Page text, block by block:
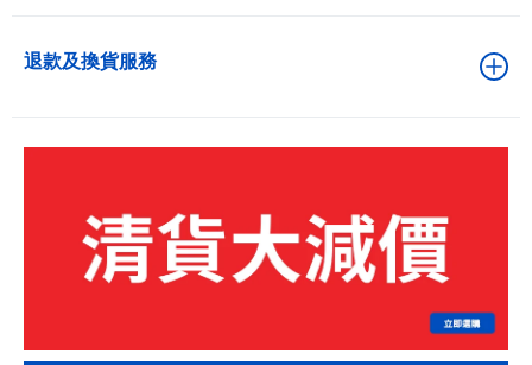
退款及換貨服務